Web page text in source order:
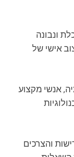
ונבונה
אישי של
אנשי מקצוע
והצרכים